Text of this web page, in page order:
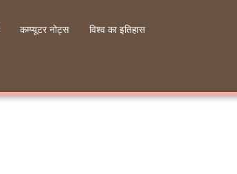
कम्प्यूटर नोट्स विश्व का इतिहास